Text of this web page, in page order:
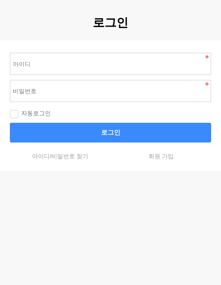
로그인
자동로그인
로그인
아이디/비밀번호 찾기 회원 가입